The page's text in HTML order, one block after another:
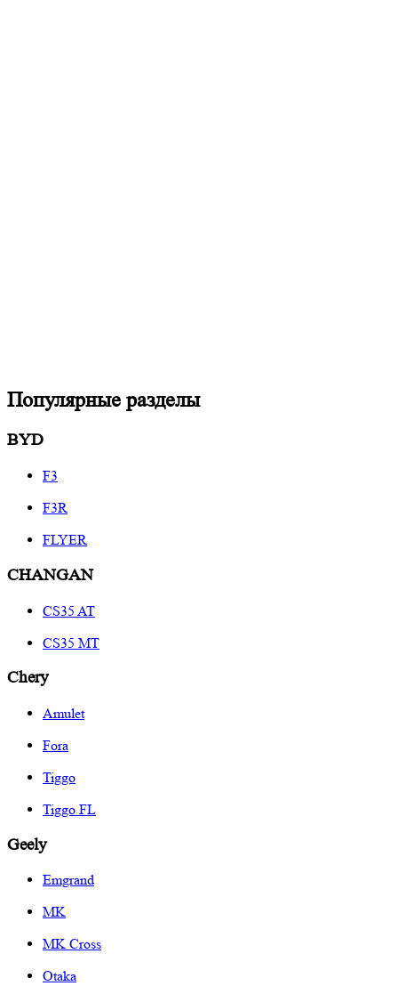
Популярные разделы
BYD
F3
F3R
FLYER
CHANGAN
CS35 AT
CS35 MT
Chery
Amulet
Fora
Tiggo
Tiggo FL
Geely
Emgrand
MK
MK Cross
Otaka